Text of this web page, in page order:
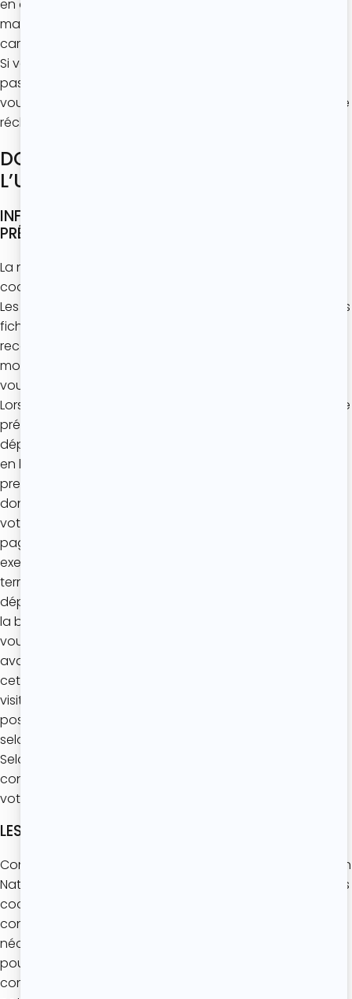
en droit, le cas échéant, de s’opposer aux demandes
manifestement abusives (de par leur nombre, leur
caractère répétitif ou systématique).
Si vous considérez que L’Atelier de Roxane ne respecte
pas ses obligations au regard de données personnelles
vous concernant, vous pouvez également introduire une
réclamation auprès de la CNIL.
DONNÉES RECUEILLIES PAR
L’UTILISATION DE COOKIES
INFORMATIONS GÉNÉRALES SUR LES COOKIES
PRÉSENTS SUR LE SITE
La navigation sur le Site peut occasionner l’utilisation de
cookies.
Les « cookies » (ou témoins de connexion) sont des petits
fichiers texte de taille limitée qui nous permettent de
reconnaître votre ordinateur, votre tablette ou votre
mobile aux fins de personnaliser les services que nous
vous proposons.
Lors de votre première connexion sur le Site, une bannière
présentant brièvement des informations relatives au
dépôt de cookies et de technologies similaires apparaît
en bas de votre écran. Cette bannière vous invite à
prendre connaissance de la présente politique de
données personnelles et vous avertit qu’en poursuivant
votre navigation sur le Site (en chargeant une nouvelle
page ou en cliquant sur divers éléments du Site par
exemple), vous acceptez le dépôt de cookies sur votre
terminal. Vous êtes réputé avoir donné votre accord au
dépôt de cookies en cliquant sur l’icône « X » à droite de
la bannière figurant en bas de votre écran. Sachez que
vous pouvez vous opposer à l’utilisation de cookies
avant de poursuivre votre navigation. En outre, même si
cette fenêtre n’apparaît plus lors de vos prochaines
visites sur le Site, vous conservez à tout moment la
possibilité de vous opposer à l’utilisation des cookies
selon les instructions figurant au point b ci-après.
Selon le type de cookie en cause, le recueil de votre
consentement au dépôt et à la lecture de cookies sur
votre terminal peut être impératif.
LES COOKIES EXEMPTÉS DE CONSENTEMENT
Conformément aux recommandations de la Commission
Nationale de l’Informatique et des Libertés (CNIL), certains
cookies sont dispensés du recueil préalable de votre
consentement dans la mesure où ils sont strictement
nécessaires au fonctionnement du site internet ou ont
pour finalité exclusive de permettre ou de faciliter la
communication par voie électronique. Il s’agit